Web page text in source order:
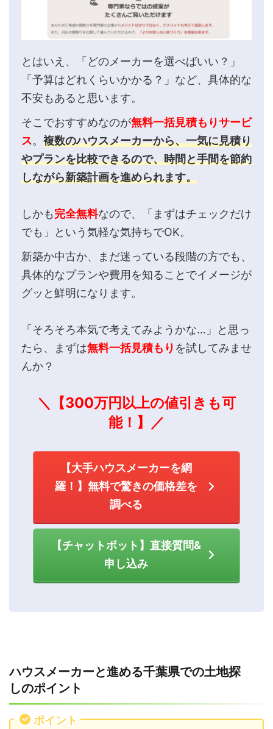
とはいえ、「どのメーカーを選べばいい？」
「予算はどれくらいかかる？」など、具体的な
不安もあると思います。
そこでおすすめなのが無料一括見積もりサービ
ス。 複数のハウスメーカーから、一気に見積り
やプランを比較できるので、時間と手間を節約
しながら新築計画を進められます。
しかも完全無料なので、「まずはチェックだけ
でも」という気軽な気持ちでOK。
新築か中古か、まだ迷っている段階の方でも、
具体的なプランや費用を知ることでイメージが
グッと鮮明になります。
「そろそろ本気で考えてみようかな…」と思っ
たら、まずは無料一括見積もり を試してみませ
んか？
＼【300万円以上の値引きも可
能！】／
【大手ハウスメーカーを網
羅！】無料で驚きの価格差を
調べる
【チャットボット】直接質問&
申し込み
ハウスメーカーと進める千葉県での土地探
しのポイント
ポイント